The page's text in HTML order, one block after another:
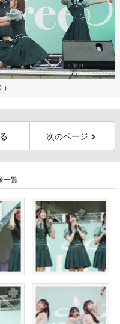
次のページ
一覧